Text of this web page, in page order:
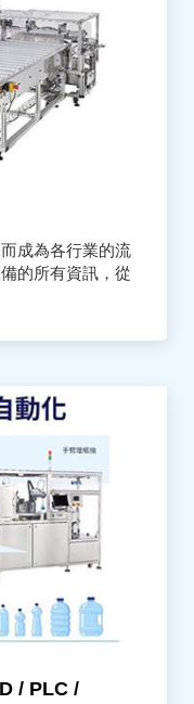
成為各行業的流
的所有資訊，從
/ PLC /